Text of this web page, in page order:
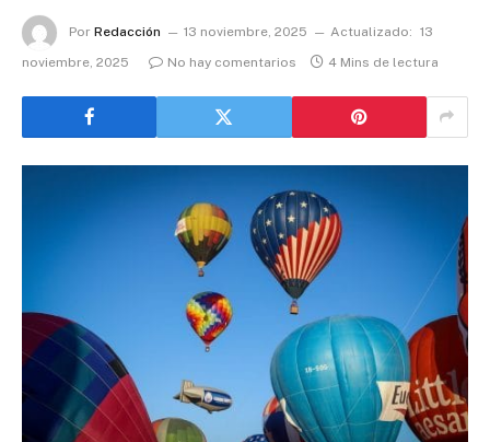
Por Redacción 13 noviembre, 2025 Actualizado: 13
noviembre, 2025
No hay comentarios 4 Mins de lectura